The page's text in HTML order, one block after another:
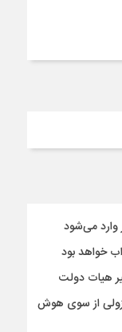
خواهد بود
هیات دولت
از سوی هوش